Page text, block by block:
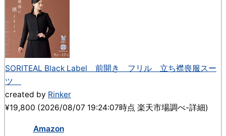
SORITEAL Black Label 前開き フリル 立ち襟喪服スー
ツ
created by Rinker
¥19,800 (2026/08/07 19:24:07時点 楽天市場調べ-詳細)
Amazon